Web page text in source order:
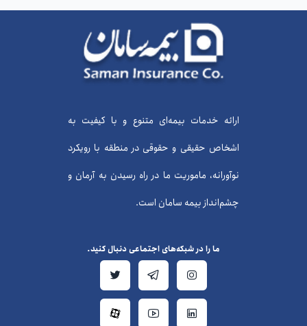
ارائه خدمات بیمه‌ای متنوع و با کیفیت به
اشخاص حقیقی و حقوقی در منطقه با رویکرد
نوآورانه، ماموریت ما در راه رسیدن به آرمان و
چشم‌انداز بیمه سامان است.
ما را در شبکه‌های اجتماعی دنبال کنید.